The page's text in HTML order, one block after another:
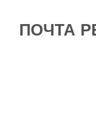
ПОЧТА